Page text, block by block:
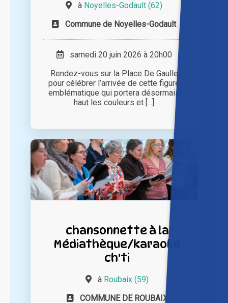
à Noyelles-Godault (62)
Commune de Noyelles-Godault
samedi 20 juin 2026 à 20h00
Rendez-vous sur la Place De Gaulle
pour célébrer l’arrivée de cette figure
emblématique qui portera désormais
haut les couleurs et [...]
chansonnette à la
Médiathèque/karaoké
ch'ti
à Roubaix (59)
COMMUNE DE ROUBAIX